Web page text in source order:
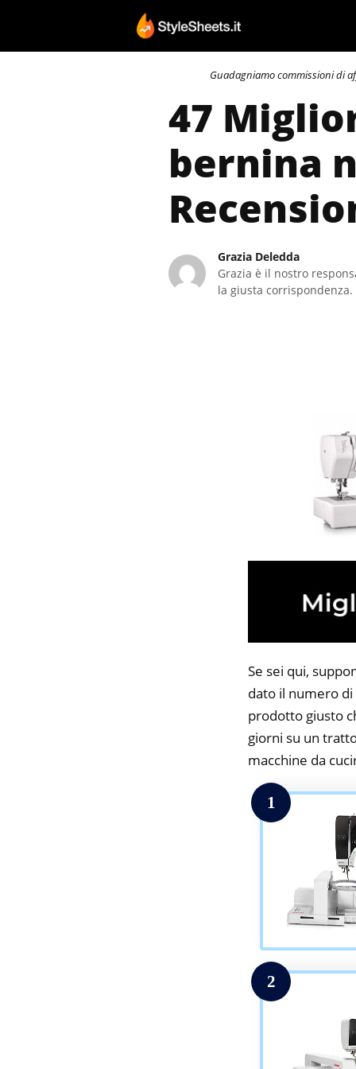
contenuto
Guadagniamo commissioni di
47
bernina
Grazia Deledda
Grazia è il nostro
la giusta
Se sei qui,
dato il numero
prodotto giusto
giorni su un
macchine da
1
2